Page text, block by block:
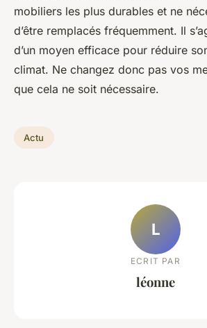
mobiliers les plus durables et ne
d’être remplacés fréquemment. Il
d’un moyen efficace pour réduire
climat. Ne changez donc pas vos
que cela ne soit nécessaire.
Actu
L
ECRIT PAR
léonne